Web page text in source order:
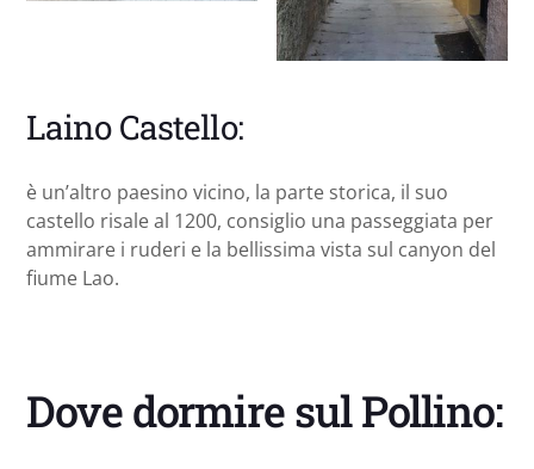
Laino Castello:
è un’altro paesino vicino, la parte storica, il suo
castello risale al 1200, consiglio una passeggiata per
ammirare i ruderi e la bellissima vista sul canyon del
fiume Lao.
Dove dormire sul Pollino: